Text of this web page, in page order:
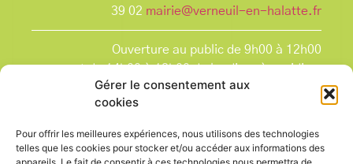
Gérer le consentement aux
cookies
Pour offrir les meilleures expériences, nous utilisons des technologies
telles que les cookies pour stocker et/ou accéder aux informations des
39 02 mairie@verneuil-en-halatte.fr
Ouverture au public de 9h00 à 12h00
et de 14h00 à 18h00 du lundi après-midi au
vendredi,
et le samedi de 9h00 à 12h00.
que les jours fériés.